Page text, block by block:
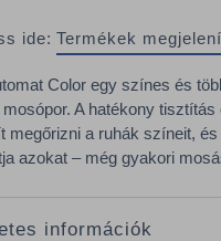
ide: Termékek
Color egy színes és
A hatékony tisztítás
megőrizni a ruhák színeit,
azokat – még gyakori
információk